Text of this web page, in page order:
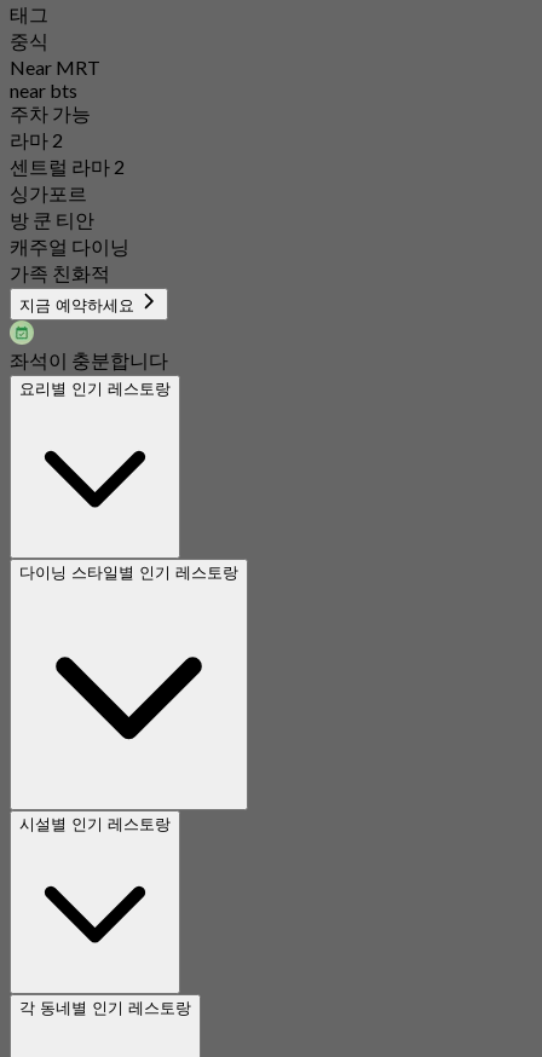
태그
중식
Near MRT
near bts
주차 가능
라마 2
센트럴 라마 2
싱가포르
방 쿤 티안
캐주얼 다이닝
가족 친화적
지금 예약하세요
좌석이 충분합니다
요리별 인기 레스토랑
다이닝 스타일별 인기 레스토랑
시설별 인기 레스토랑
각 동네별 인기 레스토랑